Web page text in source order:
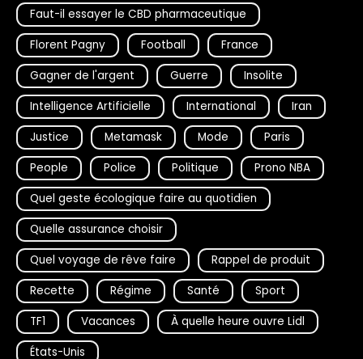
Faut-il essayer le CBD pharmaceutique
Florent Pagny
Football
France
Gagner de l'argent
Guerre
Insolite
Intelligence Artificielle
International
Iran
Justice
Metamask Mode
Paris
People
Police Politique
Prono NBA
Quel geste écologique faire au quotidien
Quelle assurance choisir
Quel voyage de rêve faire
Rappel de produit
Recette
Régime Santé
Sport
TF1
Vacances
À quelle heure ouvre Lidl
États-Unis